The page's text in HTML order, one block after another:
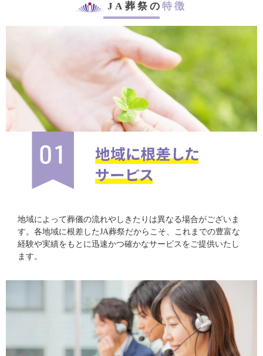
JA葬祭の特徴
地域によって葬儀の流れやしきたりは異なる場合がございま
す。各地域に根差したJA葬祭だからこそ、これまでの豊富な
経験や実績をもとに迅速かつ確かなサービスをご提供いたし
ます。